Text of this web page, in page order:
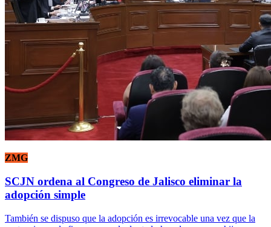
ZMG
SCJN ordena al Congreso de Jalisco eliminar la
adopción simple
También se dispuso que la adopción es irrevocable una vez que la